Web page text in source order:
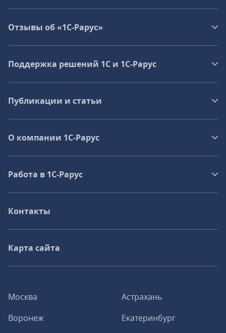
Москва
Астрахань
Воронеж
Екатеринбург
Отзывы об «1С-Рарус»
Поддержка решений 1С и 1С‑Рарус
Публикации и статьи
О компании 1C-Рарус
Работа в 1С‑Рарус
Контакты
Карта сайта